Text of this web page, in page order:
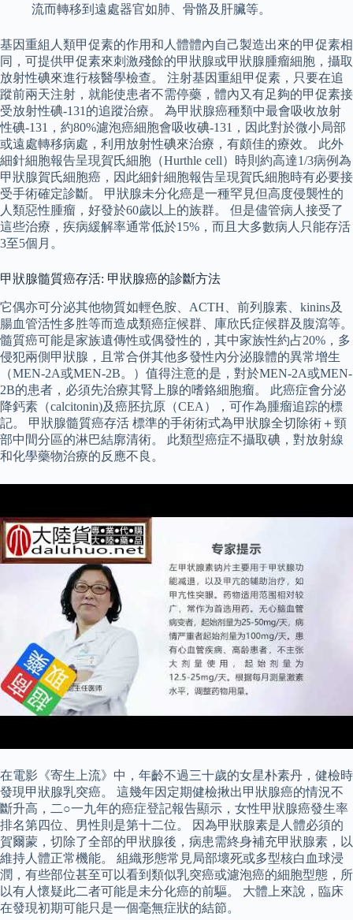
流而轉移到遠處器官如肺、骨骼及肝臟等。
基因重組人類甲促素的作用和人體體內自己製造出來的甲促素相
同，可提供甲促素來刺激殘餘的甲狀腺或甲狀腺腫瘤細胞，攝取
放射性碘來進行核醫學檢查。 注射基因重組甲促素，只要在追
蹤前兩天注射，就能使患者不需停藥，體內又有足夠的甲促素接
受放射性碘-131的追蹤治療。 為甲狀腺癌種類中最會吸收放射
性碘-131，約80%濾泡癌細胞會吸收碘-131，因此對於微小局部
或遠處轉移病處，利用放射性碘來治療，有頗佳的療效。 此外
細針細胞報告呈現賀氏細胞（Hurthle cell）時則約高達1/3病例為
甲狀腺賀氏細胞癌，因此細針細胞報告呈現賀氏細胞時有必要接
受手術確定診斷。 甲狀腺未分化癌是一種罕見但高度侵襲性的
人類惡性腫瘤，好發於60歲以上的族群。 但是儘管病人接受了
這些治療，疾病緩解率通常低於15%，而且大多數病人只能存活
3至5個月。
甲狀腺髓質癌存活: 甲狀腺癌的診斷方法
它偶亦可分泌其他物質如輕色胺、ACTH、前列腺素、kinins及
腸血管活性多胜等而造成類癌症候群、庫欣氏症候群及腹瀉等。
髓質癌可能是家族遺傳性或偶發性的，其中家族性約占20%，多
侵犯兩側甲狀腺，且常合併其他多發性內分泌腺體的異常增生
（MEN-2A或MEN-2B。）值得注意的是，對於MEN-2A或MEN-
2B的患者，必須先治療其腎上腺的嗜鉻細胞瘤。 此癌症會分泌
降鈣素（calcitonin)及癌胚抗原（CEA），可作為腫瘤追踪的標
記。 甲狀腺髓質癌存活 標準的手術術式為甲狀腺全切除術＋頸
部中間分區的淋巴結廓清術。 此類型癌症不攝取碘，對放射線
和化學藥物治療的反應不良。
在電影《寄生上流》中，年齡不過三十歲的女星朴素丹，健檢時
發現甲狀腺乳突癌。 這幾年因定期健檢揪出甲狀腺癌的情況不
斷升高，二○一九年的癌症登記報告顯示，女性甲狀腺癌發生率
排名第四位、男性則是第十二位。 因為甲狀腺素是人體必須的
賀爾蒙，切除了全部的甲狀腺後，病患需終身補充甲狀腺素，以
維持人體正常機能。 組織形態常見局部壞死或多型核白血球浸
潤，有些部位甚至可以看到類似乳突癌或濾泡癌的細胞型態，所
以有人懷疑此二者可能是未分化癌的前驅。 大體上來說，臨床
在發現初期可能只是一個毫無症狀的結節。